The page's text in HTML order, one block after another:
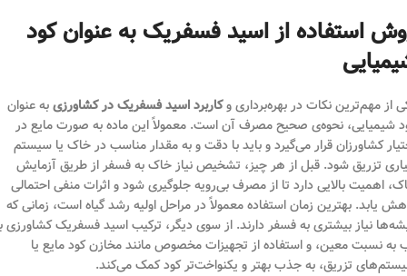
استفاده از اسید فسفریک به عنوان کود
از مهم‌ترین نکات در بهره‌برداری وکاربرد اسید فسفریک در کشاورزیبه عنوان
شیمیایی، نحوه‌ی صحیح مصرف آن است. معمولاً این ماده به صورت مایع در
کشاورزان قرار می‌گیرد و باید با دقت و به مقدار مناسب در خاک یا سیستم
تزریق شود. قبل از هر چیز، تشخیص نیاز خاک به فسفر از طریق آزمایش
اهمیت بالایی دارد تا از مصرف بی‌رویه جلوگیری شود و اثرات منفی احتمالی
یابد. بهترین زمان استفاده معمولاً در مراحل اولیه رشد گیاه است، زمانی که
نیاز بیشتری به فسفر دارند. از سوی دیگر، ترکیب اسید فسفریک کشاورزی
به نسبت معین، و استفاده از تجهیزات مخصوص مانند مخازن کود مایع یا
تزریق، به جذب بهتر و یکنواخت‌تر کود کمک می‌کند.